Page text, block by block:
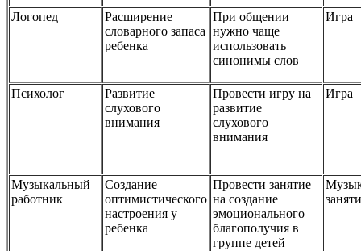
Логопед
Расширение
словарного запаса
ребенка
При общении
нужно чаще
использовать
синонимы слов
Игра
Психолог
Развитие
слухового
внимания
Провести игру на
развитие
слухового
внимания
Игра
Музыкальный
работник
Создание
оптимистического
настроения у
ребенка
Провести занятие
на создание
эмоционального
благополучия в
группе детей